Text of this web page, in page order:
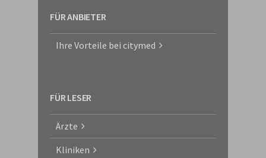
FÜR ANBIETER
Ihre Vorteile bei citymed
FÜR LESER
Ärzte
Kliniken